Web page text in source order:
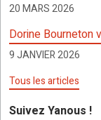
20 MARS 2026
Dorine Bourneton
9 JANVIER 2026
Tous les articles
Suivez Yanous !